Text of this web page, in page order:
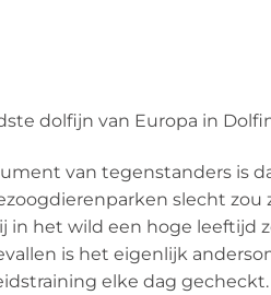
dolfijn van Europa in
van tegenstanders is
slecht
in het wild een hoge leeftijd
is het eigenlijk
elke dag